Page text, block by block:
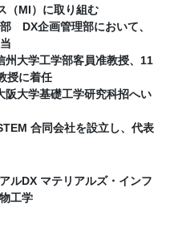
（MI）に取り組む
DX企画管理部において、
州大学工学部客員准教授、11
授に着任
阪大学基礎工学研究科招へい
合同会社を設立し、代表
ルDX マテリアルズ・インフ
工学